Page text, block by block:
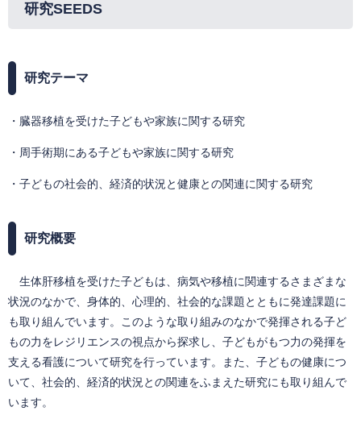
研究SEEDS
研究テーマ
・臓器移植を受けた子どもや家族に関する研究
・周手術期にある子どもや家族に関する研究
・子どもの社会的、経済的状況と健康との関連に関する研究
研究概要
生体肝移植を受けた子どもは、病気や移植に関連するさまざまな
状況のなかで、身体的、心理的、社会的な課題とともに発達課題に
も取り組んでいます。このような取り組みのなかで発揮される子ど
もの力をレジリエンスの視点から探求し、子どもがもつ力の発揮を
支える看護について研究を行っています。また、子どもの健康につ
いて、社会的、経済的状況との関連をふまえた研究にも取り組んで
います。